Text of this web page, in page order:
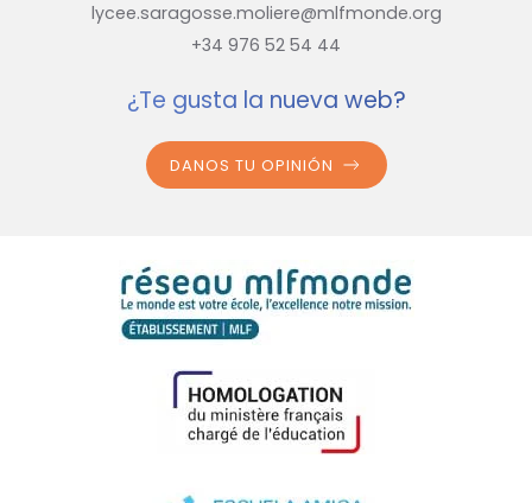
lycee.saragosse.moliere@mlfmonde.org
+34 976 52 54 44
¿Te gusta la nueva web?
DANOS TU OPINIÓN